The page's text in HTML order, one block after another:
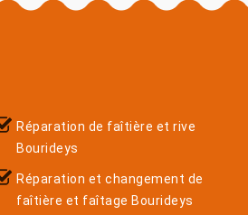
Réparation de faîtière et rive
Bourideys
Réparation et changement de
faîtière et faîtage Bourideys